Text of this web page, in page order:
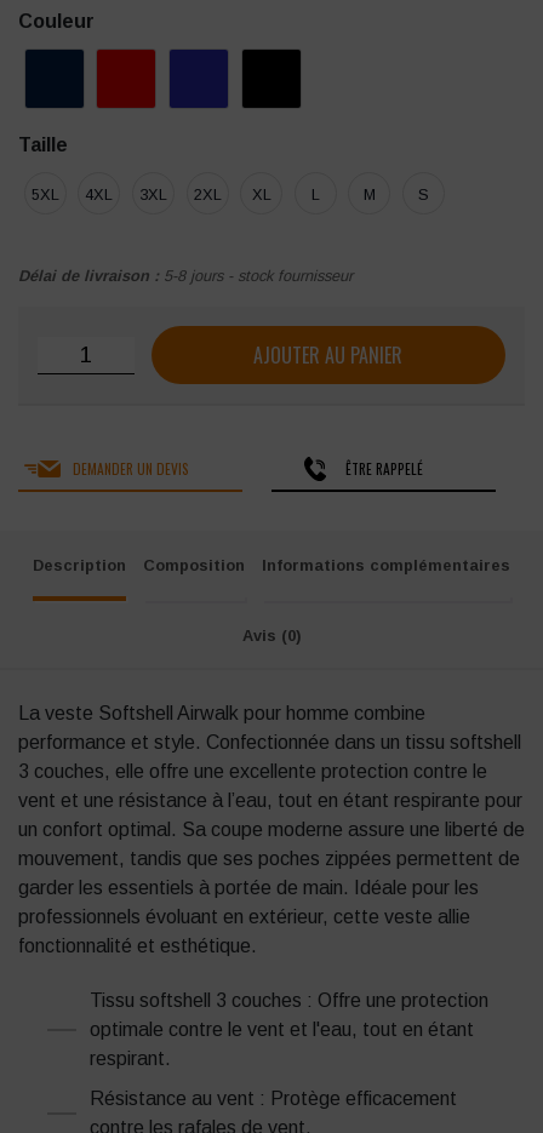
Couleur
Taille
5XL 4XL 3XL 2XL XL L M S
Délai de livraison : 5-8 jours - stock fournisseur
quantité de Veste Softshell Printer Airwalk Homme
AJOUTER AU PANIER
DEMANDER UN DEVIS ÊTRE RAPPELÉ
Description Composition Informations complémentaires
Avis (0)
La veste Softshell Airwalk pour homme combine
performance et style. Confectionnée dans un tissu softshell
3 couches, elle offre une excellente protection contre le
vent et une résistance à l’eau, tout en étant respirante pour
un confort optimal. Sa coupe moderne assure une liberté de
mouvement, tandis que ses poches zippées permettent de
garder les essentiels à portée de main.
Idéale pour les
professionnels évoluant en extérieur, cette veste allie
fonctionnalité et esthétique.
Tissu softshell 3 couches : Offre une protection
optimale contre le vent et l'eau, tout en étant
respirant.
Résistance au vent : Protège efficacement
contre les rafales de vent.